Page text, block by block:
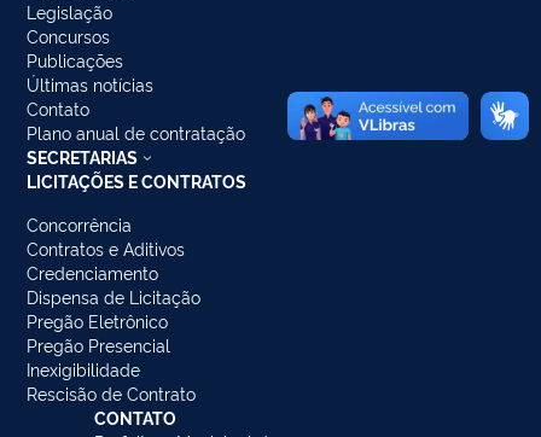
Legislação
Concursos
Publicações
Últimas notícias
Contato
Plano anual de contratação
SECRETARIAS
LICITAÇÕES E CONTRATOS
Concorrência
Contratos e Aditivos
Credenciamento
Dispensa de Licitação
Pregão Eletrônico
Pregão Presencial
Inexigibilidade
Rescisão de Contrato
CONTATO